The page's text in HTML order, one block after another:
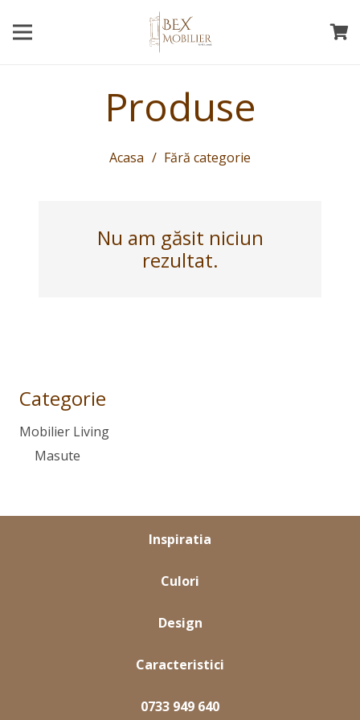
Produse
Acasa / Fără categorie
Nu am găsit niciun
rezultat.
Categorie
Mobilier Living
Masute
Inspiratia
Culori
Design
Caracteristici
0733 949 640